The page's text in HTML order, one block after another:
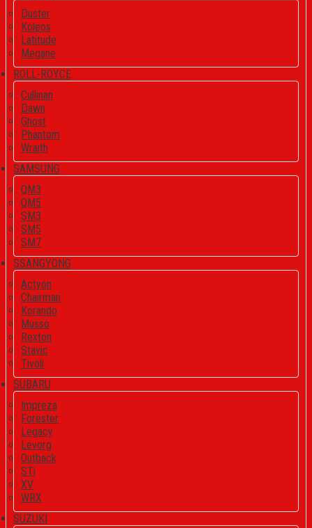
Duster
Koleos
Latitude
Megane
ROLL-ROYCE
Cullinan
Dawn
Ghost
Phantom
Wraith
SAMSUNG
QM3
QM5
SM3
SM5
SM7
SSANGYONG
Actyon
Chairman
Korando
Musso
Rexton
Stavic
Tivoli
SUBARU
Impreza
Forester
Legacy
Levorg
Outback
STi
XV
WRX
SUZUKI